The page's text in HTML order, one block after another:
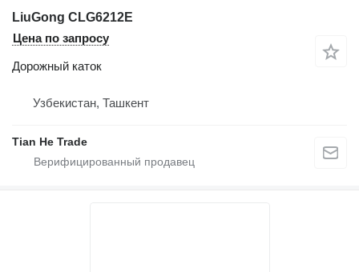
LiuGong CLG6212E
Цена по запросу
Дорожный каток
Узбекистан, Ташкент
Tian He Trade